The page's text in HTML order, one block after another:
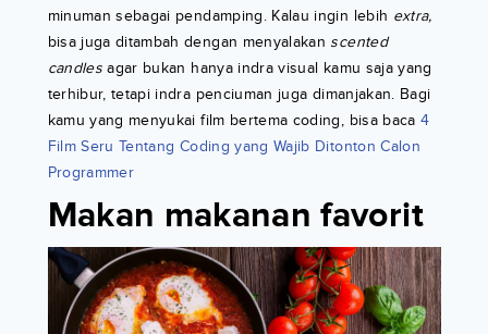
minuman sebagai pendamping. Kalau ingin lebih extra,
bisa juga ditambah dengan menyalakan scented
candlesagar bukan hanya indra visual kamu saja yang
terhibur, tetapi indra penciuman juga dimanjakan. Bagi
kamu yang menyukai film bertema coding, bisa baca4
Film Seru Tentang Coding yang Wajib Ditonton Calon
Programmer
Makan makanan favorit